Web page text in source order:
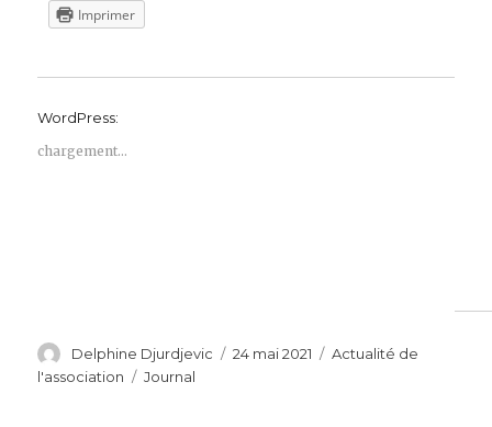
Imprimer
WordPress:
chargement…
Auteur
Delphine Djurdjevic
Publié
24 mai 2021 Catégories
Actualité de
l'association
Étiquettes
Journal